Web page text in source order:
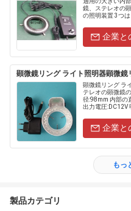
鏡、ステレオの
の照明装置 3つ
企業と
顕微鏡リング ライト照明器顕微
顕微鏡リング ラ
テレオの顕微鏡
径:98mm 内部の
出力電圧:DC12V
企業と
もっ
製品カテゴリ